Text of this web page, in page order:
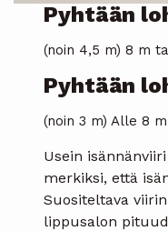
Pyhtään
(noin 4,5 m) 8 m
Pyhtään
(noin 3 m) Alle 8
Usein
merkiksi, että
Suositeltava
lippusalon